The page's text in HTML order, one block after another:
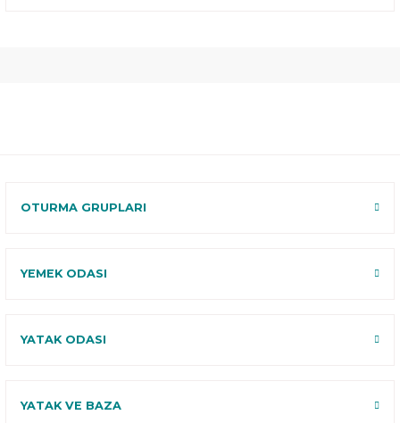
OTURMA GRUPLARI
YEMEK ODASI
YATAK ODASI
YATAK VE BAZA